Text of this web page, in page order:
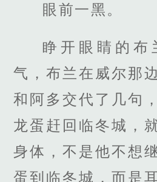
眼前一黑。
睁开眼睛的布
气，布兰在威尔那
和阿多交代了几句
龙蛋赶回临冬城，
身体，不是他不想
蛋到临冬城，而是